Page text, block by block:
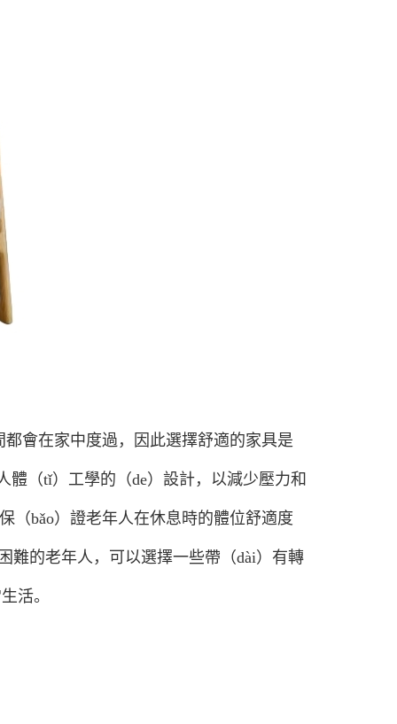
會在家中度過，因此選擇舒適的家具是
（tǐ）工學的（de）設計，以減少壓力和
（bǎo）證老年人在休息時的體位舒適度
難的老年人，可以選擇一些帶（dài）有轉
活。